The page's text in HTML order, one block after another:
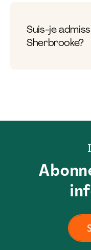
Suis-je
Sherbrooke?